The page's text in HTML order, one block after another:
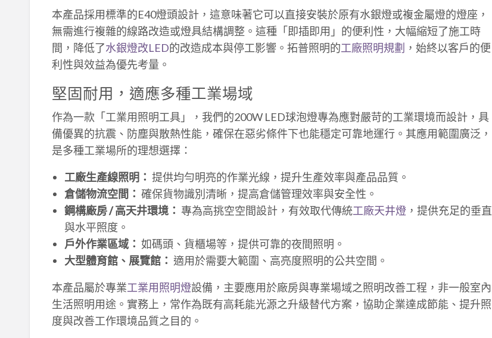
本產品採用標準的E40燈頭設計，這意味著它可以直接安裝於原有水銀燈或複金屬燈的燈座，
無需進行複雜的線路改造或燈具結構調整。這種「即插即用」的便利性，大幅縮短了施工時
間，降低了水銀燈改LED的改造成本與停工影響。拓普照明的工廠照明規劃 ，始終以客戶的便
利性與效益為優先考量。
堅固耐用，適應多種工業場域
作為一款「工業用照明工具」，我們的200W LED球泡燈專為應對嚴苛的工業環境而設計，具
備優異的抗震、防塵與散熱性能，確保在惡劣條件下也能穩定可靠地運行。其應用範圍廣泛，
是多種工業場所的理想選擇：
工廠生產線照明： 提供均勻明亮的作業光線，提升生產效率與產品品質。
倉儲物流空間： 確保貨物識別清晰，提高倉儲管理效率與安全性。
鋼構廠房 / 高天井環境： 專為高挑空空間設計，有效取代傳統工廠天井燈，提供充足的垂直
與水平照度。
戶外作業區域： 如碼頭、貨櫃場等，提供可靠的夜間照明。
大型體育館、展覽館： 適用於需要大範圍、高亮度照明的公共空間。
本產品屬於專業工業用照明燈設備，主要應用於廠房與專業場域之照明改善工程，非一般室內
生活照明用途。實務上，常作為既有高耗能光源之升級替代方案，協助企業達成節能、提升照
度與改善工作環境品質之目的。